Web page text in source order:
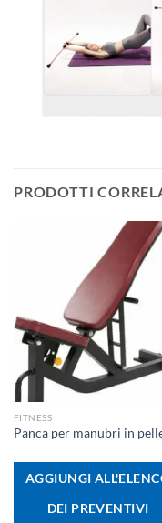
PRODOTTI
FITNESS
Panca per manubri in
AGGIUNGI
DEI PREVENTIVI